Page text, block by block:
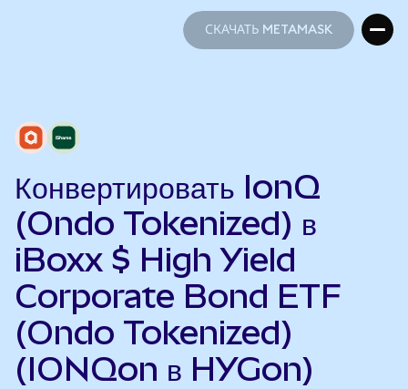
СКАЧАТЬ METAMASK
Конвертировать IonQ
(Ondo Tokenized) в
iBoxx $ High Yield
Corporate Bond ETF
(Ondo Tokenized)
(IONQon в HYGon)